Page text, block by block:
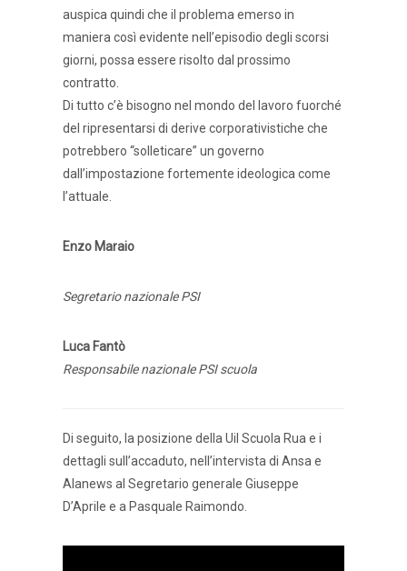
auspica quindi che il problema emerso in
maniera così evidente nell’episodio degli scorsi
giorni, possa essere risolto dal prossimo
contratto.
Di tutto c’è bisogno nel mondo del lavoro fuorché
del ripresentarsi di derive corporativistiche che
potrebbero “solleticare” un governo
dall’impostazione fortemente ideologica come
l’attuale.
Enzo Maraio
Segretario nazionale PSI
Luca Fantò
Responsabile nazionale PSI scuola
Di seguito, la posizione della Uil Scuola Rua e i
dettagli sull’accaduto, nell’intervista di Ansa e
Alanews al Segretario generale Giuseppe
D’Aprile e a Pasquale Raimondo.